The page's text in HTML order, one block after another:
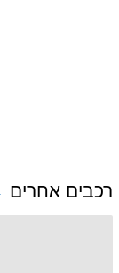
רכבים אחרים